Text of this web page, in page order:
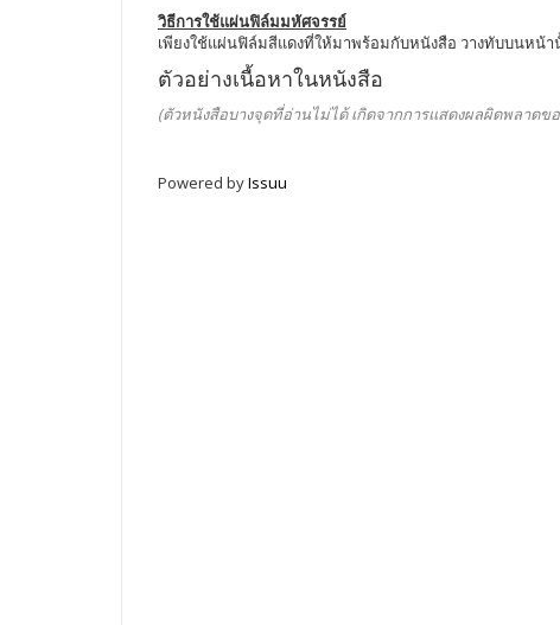
วิธีการใช้แผ่นฟิล์มมหัศจรรย์
เพียงใช้แผ่นฟิล์มสีแดงที่ให้มาพร้อมกับหนังสือ วางทับบนหน้
ตัวอย่างเนื้อหาในหนังสือ
(ตัวหนังสือบางจุดที่อ่านไม่ได้ เกิดจากการแสดงผลผิดพลาดข
Powered byIssuu